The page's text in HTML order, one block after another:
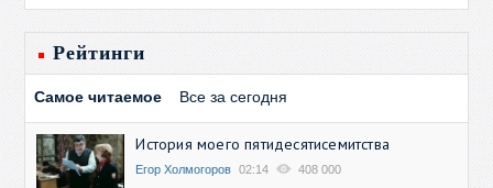
Рейтинги
Самое читаемое Все за сегодня
История моего пятидесятисемитства
Егор Холмогоров 02:14 408 000